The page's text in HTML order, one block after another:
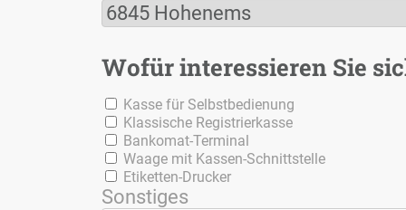
6845 Ho­hen­ems
Wo­für in­ter­es­sie­ren Sie
Kas­se für Selbst­be­die­nung
Klas­si­sche Re­gis­trier­kas­se
Ban­ko­mat-Ter­mi­nal
Waa­ge mit Kas­sen-Schnitt­stel­le
Eti­ket­ten-Dru­cker
Sons­ti­ges